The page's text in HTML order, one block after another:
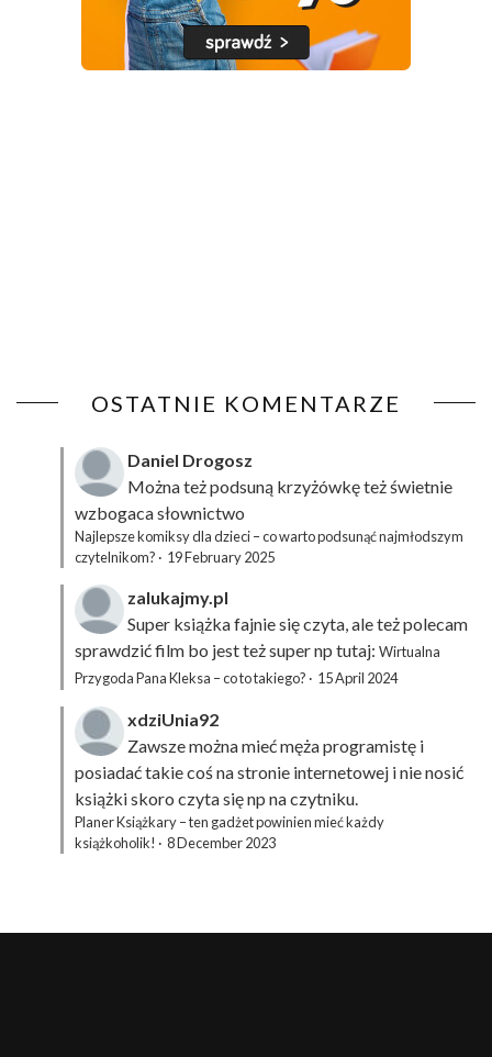
OSTATNIE KOMENTARZE
Daniel Drogosz
Można też podsuną krzyżówkęteż świetnie
wzbogaca słownictwo
Najlepsze komiksy dla dzieci – co warto podsunąć najmłodszym
czytelnikom? · 19 February 2025
zalukajmy.pl
Super książka fajnie się czyta, ale też polecam
sprawdzić film bo jest też super np tutaj: Wirtualna
Przygoda Pana Kleksa – co to takiego? · 15 April 2024
xdziUnia92
Zawsze można mieć męża programistę i
posiadać takie coś na stronie internetowej i nie nosić
książki skoro czyta się np na czytniku.
Planer Książkary – ten gadżet powinien mieć każdy
książkoholik! · 8 December 2023